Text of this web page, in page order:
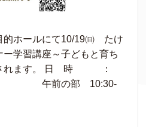
ホールにて10/19㈰ たけ
学習講座～子どもと育ち
されます。 日 時 ：
午前の部 10:30-